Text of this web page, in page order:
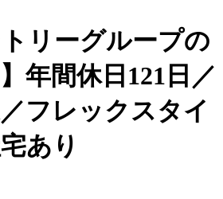
トリーグループの
年間休日121日／
フレックスタイ
あり